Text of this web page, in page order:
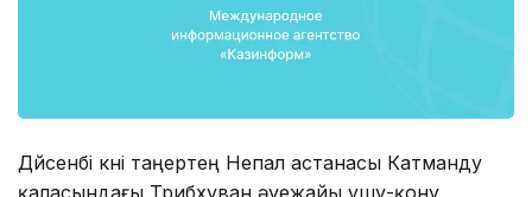
Дүйсенбі күні таңертең Непал астанасы Катманду
қаласындағы Трибхуван әуежайы ұшу-қону